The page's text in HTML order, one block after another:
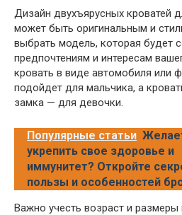
Дизайн двухъярусных кроватей
может быть оригинальным и
выбрать модель, которая будет
предпочтениям и интересам
кровать в виде автомобиля или
подойдет для мальчика, а
замка — для девочки.
Популярные статьи
укрепить свое здоровье и
иммунитет? Откройте
пользы и особенностей
Важно учесть возраст и